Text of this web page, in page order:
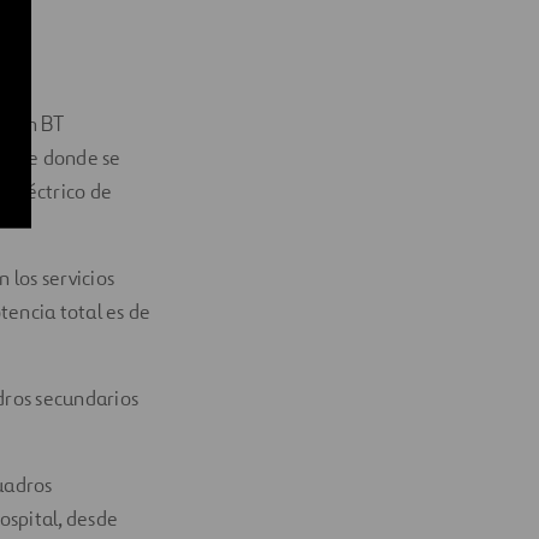
en BT
donde se
eléctrico de
los servicios
total es de
secundarios
desde